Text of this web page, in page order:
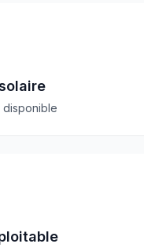
disponible